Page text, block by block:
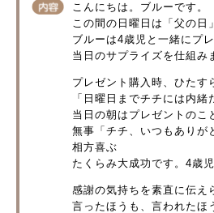
こんにちは。ブルーです。
この間の日曜日は「父の日
ブルーは4歳児と一緒にプ
当日のサプライズを仕組み
プレゼント購入時、ひたす
「日曜日までチチには内
当日の朝はプレゼントのこ
無事「チチ、いつもありが
相方喜ぶ
たくらみ大成功です。4歳
感謝の気持ちを素直に伝え
言ったほうも、言われたほ